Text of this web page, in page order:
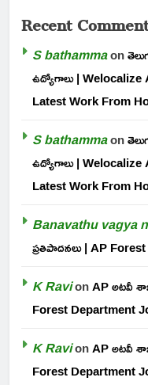
Recent
S bathammaon
ఉద్యోగాలు |
Latest Work From
S bathammaon
ఉద్యోగాలు |
Latest Work From
Banavathu vagya
ప్రతిపాదనలు | AP
K RavionAP అటవీ
Forest Department
K RavionAP అటవీ
Forest Department